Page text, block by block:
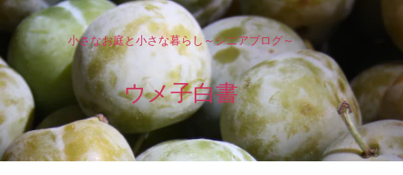
小さなお庭と小さな暮らし～シニアブログ～
ウメ子白書